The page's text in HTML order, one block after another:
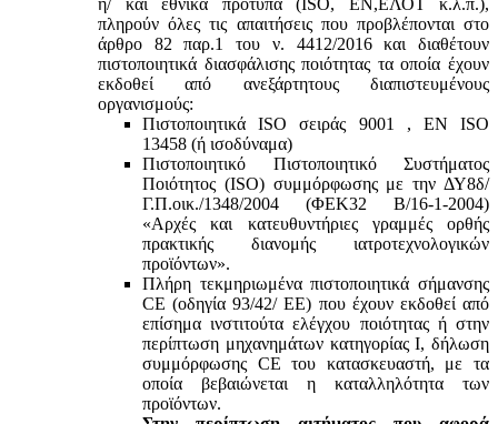
πληρούν όλες τις απαιτήσεις που προβλέπονται στο
άρθρο 82 παρ.1 του ν. 4412/2016 και διαθέτουν
πιστοποιητικά διασφάλισης ποιότητας τα οποία έχουν
εκδοθεί από ανεξάρτητους διαπιστευμένους
οργανισμούς:
Πιστοποιητικά ISO σειράς 9001 , ΕΝ ISO
13458 (ή ισοδύναμα)
Πιστοποιητικό Πιστοποιητικό Συστήματος
Ποιότητος (ISO) συμμόρφωσης με την ΔΥ8δ/
Γ.Π.οικ./1348/2004 (ΦΕΚ32 Β/16-1-2004)
«Αρχές και κατευθυντήριες γραμμές ορθής
πρακτικής διανομής ιατροτεχνολογικών
προϊόντων».
Πλήρη τεκμηριωμένα πιστοποιητικά σήμανσης
CE (οδηγία 93/42/ ΕΕ) που έχουν εκδοθεί από
επίσημα ινστιτούτα ελέγχου ποιότητας ή στην
περίπτωση μηχανημάτων κατηγορίας Ι, δήλωση
συμμόρφωσης CE του κατασκευαστή, με τα
οποία βεβαιώνεται η καταλληλότητα των
προϊόντων.